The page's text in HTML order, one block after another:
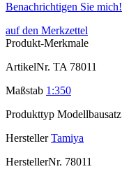
Benachrichtigen Sie mich!
auf den Merkzettel
Produkt-Merkmale
ArtikelNr. TA 78011
Maßstab 1:350
Produkttyp Modellbausatz
Hersteller Tamiya
HerstellerNr. 78011